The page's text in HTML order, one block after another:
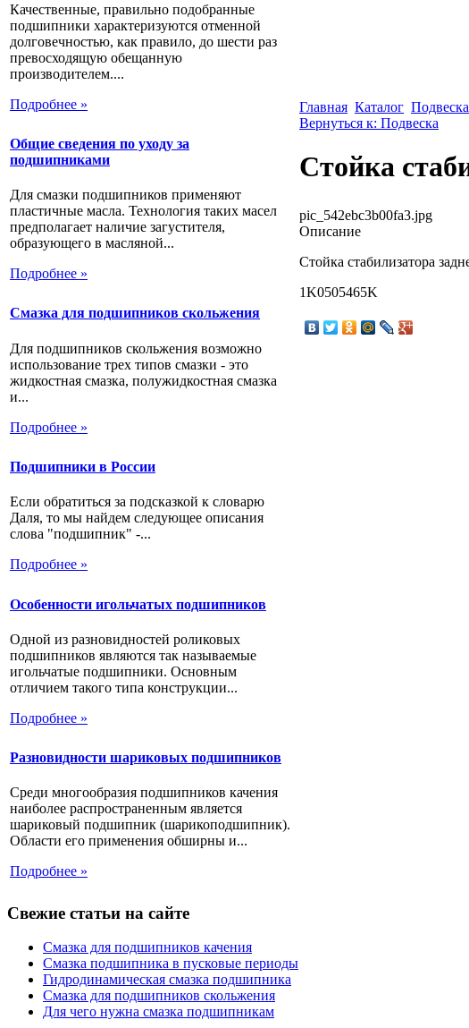
Качественные, правильно подобранные
подшипники характеризуются отменной
долговечностью, как правило, до шести раз
превосходящую обещанную
производителем....
Подробнее »
Общие сведения по уходу за
подшипниками
Для смазки подшипников применяют
пластичные масла. Технология таких масел
предполагает наличие загустителя,
образующего в масляной...
Подробнее »
Смазка для подшипников скольжения
Для подшипников скольжения возможно
использование трех типов смазки - это
жидкостная смазка, полужидкостная смазка
и...
Подробнее »
Подшипники в России
Если обратиться за подсказкой к словарю
Даля, то мы найдем следующее описания
слова "подшипник" -...
Подробнее »
Особенности игольчатых подшипников
Одной из разновидностей роликовых
подшипников являются так называемые
игольчатые подшипники. Основным
отличием такого типа конструкции...
Подробнее »
Разновидности шариковых подшипников
Среди многообразия подшипников качения
наиболее распространенным является
шариковый подшипник (шарикоподшипник).
Области его применения обширны и...
Подробнее »
Главная Каталог Подвеска
Вернуться к: Подвеска
Стойка
pic_542ebc3b00fa3.jpg
Описание
Стойка стабилизатора
1K0505465K
Свежие статьи на сайте
Смазка для подшипников качения
Смазка подшипника в пусковые периоды
Гидродинамическая смазка подшипника
Смазка для подшипников скольжения
Для чего нужна смазка подшипникам